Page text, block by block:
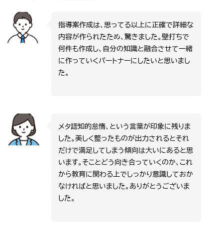
指導案作成は、思ってる以上に正確で詳細な
内容が作られたため、驚きました。壁打ちで
何件も作成し、自分の知識と融合させて一緒
に作っていくパートナーにしたいと思いまし
た。
メタ認知的怠惰、という言葉が印象に残りま
した。美しく整ったものが出力されるとそれ
だけで満足してしまう傾向は大いにあると思
います。そことどう向き合っていくのか、これ
から教育に関わる上でしっかり意識しておか
なければと思いました。ありがとうございま
した。